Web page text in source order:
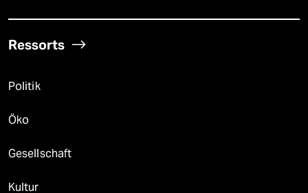
Ressorts
Politik
Öko
Gesellschaft
Kultur